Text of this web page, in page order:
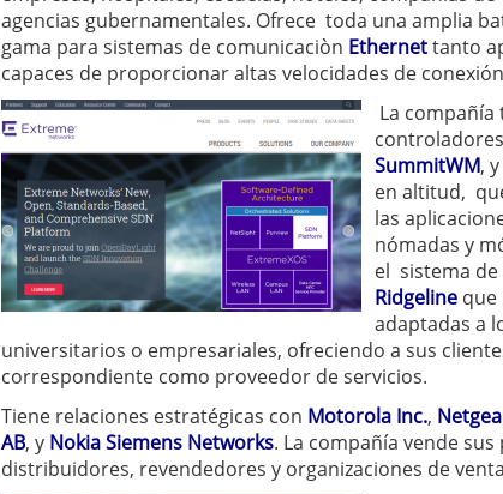
agencias gubernamentales. Ofrece toda una amplia
gama para sistemas de comunicaciòn Ethernettanto
capaces de proporcionar altas velocidades de conexión
La
SummitWM,
en altitud,
las
nómadas y
el sistema
Ridgeline que
adaptadas a
universitarios o empresariales, ofreciendo a sus
correspondiente como proveedor de servicios.
Tiene relaciones estratégicas con Motorola Inc.,
AB, y Nokia Siemens Networks. La compañía vende
distribuidores, revendedores y organizaciones de